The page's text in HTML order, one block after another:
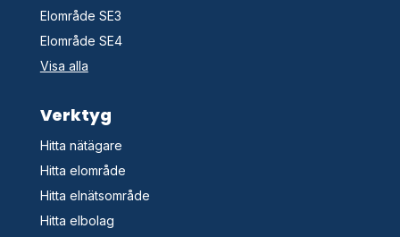
Elområde SE3
Elområde SE4
Visa alla
Verktyg
Hitta nätägare
Hitta elområde
Hitta elnätsområde
Hitta elbolag